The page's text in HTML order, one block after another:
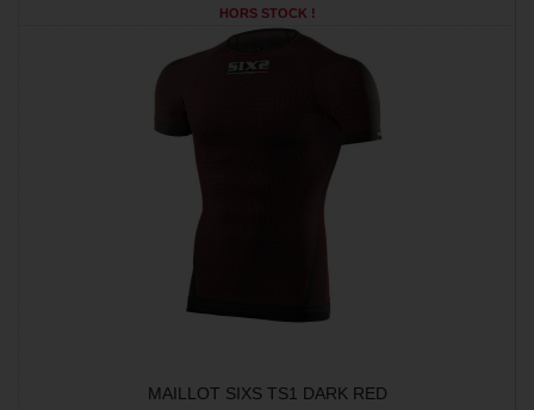
HORS STOCK !
MAILLOT SIXS TS1 DARK RED